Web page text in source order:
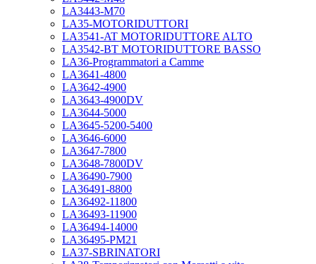
LA3443-M70
LA35-MOTORIDUTTORI
LA3541-AT MOTORIDUTTORE ALTO
LA3542-BT MOTORIDUTTORE BASSO
LA36-Programmatori a Camme
LA3641-4800
LA3642-4900
LA3643-4900DV
LA3644-5000
LA3645-5200-5400
LA3646-6000
LA3647-7800
LA3648-7800DV
LA36490-7900
LA36491-8800
LA36492-11800
LA36493-11900
LA36494-14000
LA36495-PM21
LA37-SBRINATORI